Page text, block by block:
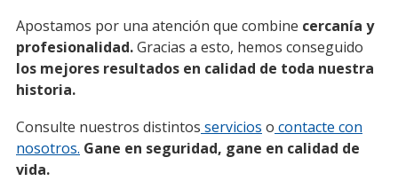
Apostamos por una atención que combine cercanía y
profesionalidad.Gracias a esto, hemos conseguido
los mejores resultados en calidad de toda nuestra
historia.
Consulte nuestros distintos servicios o contacte con
nosotros. Gane en seguridad, gane en calidad de
vida.